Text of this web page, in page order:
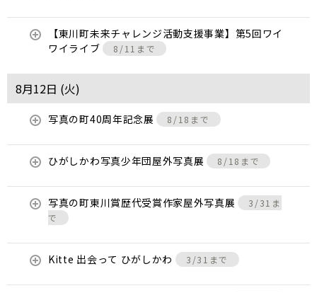
【東川町未来チャレンジ活動支援事業】第5回ワイ
ワイライブ
8/11まで
8月12日 (火)
写真の町40周年記念展 8/18まで
ひがしかわ写真少年団屋外写真展 8/18まで
写真の町東川賞歴代受賞作家屋外写真展
3/31ま
で
Kitte 出会って ひがしかわ 3/31まで